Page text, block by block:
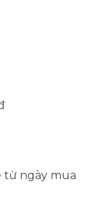
từ ngày mua